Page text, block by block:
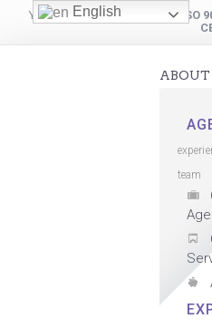
YOUR DIGITAL PARTNER
ISO
ABOUT
team
English